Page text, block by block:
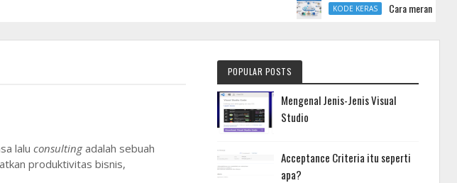
KODE KERAS Cara merancang
lalu consultingadalah sebuah
produktivitas bisnis,
POPULAR POSTS
Mengenal Jenis-Jenis Visual
Studio
Acceptance Criteria itu seperti
apa?